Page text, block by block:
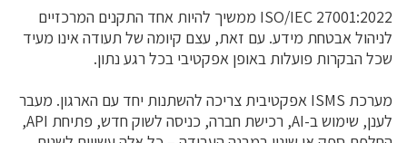
ISO/IEC 27001:2022 ממשיך להיות אחד התקנים המרכזיים
לניהול אבטחת מידע. עם זאת, עצם קיומה של תעודה אינו מעיד
שכל הבקרות פועלות באופן אפקטיבי בכל רגע נתון.
מערכת ISMS אפקטיבית צריכה להשתנות יחד עם הארגון. מעבר
לענן, שימוש ב-AI, רכישת חברה, כניסה לשוק חדש, פתיחת API,